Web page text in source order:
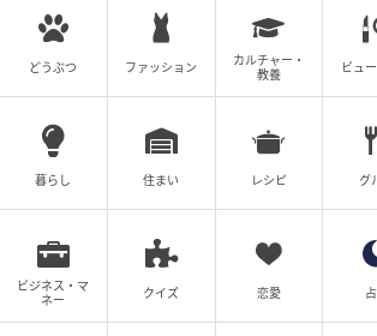
クラインが創設し、アパレルを中心に
ア、フレグランス、アクセサリーを展
スを起用した広告は、1990年代でも
Hailey Bieber
どうぶつ ファッション
カルチャー・
教養
ビュ
暮らし 住まい レシピ グ
ビジネス・マ
ネー
クイズ 恋愛